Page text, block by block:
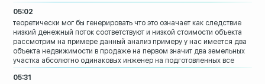
05:02
теоретически мог бы генерировать что это означает как следствие
низкий денежный поток соответствуют и низкой стоимости объекта
рассмотрим на примере данный анализ примеру у нас имеется два
объекта недвижимости в продаже на первом значит два земельных
участка абсолютно одинаковых инженер на подготовленных все
05:31